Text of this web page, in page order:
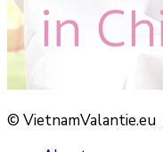
© VietnamValantie.eu